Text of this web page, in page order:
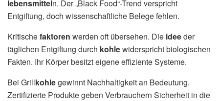
lebensmitteln. Der „Black Food“-Trend verspricht
Entgiftung, doch wissenschaftliche Belege fehlen.
Kritischefaktoren werden oft übersehen. Die ideeder
täglichen Entgiftung durch kohlewiderspricht biologischen
Fakten. Ihr Körper besitzt eigene effiziente Systeme.
Bei Grillkohlegewinnt Nachhaltigkeit an Bedeutung.
Zertifizierte Produkte geben Verbrauchern Sicherheit in die